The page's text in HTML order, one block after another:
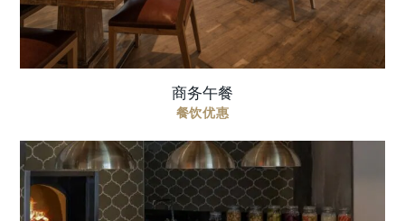
商务午餐
餐饮优惠